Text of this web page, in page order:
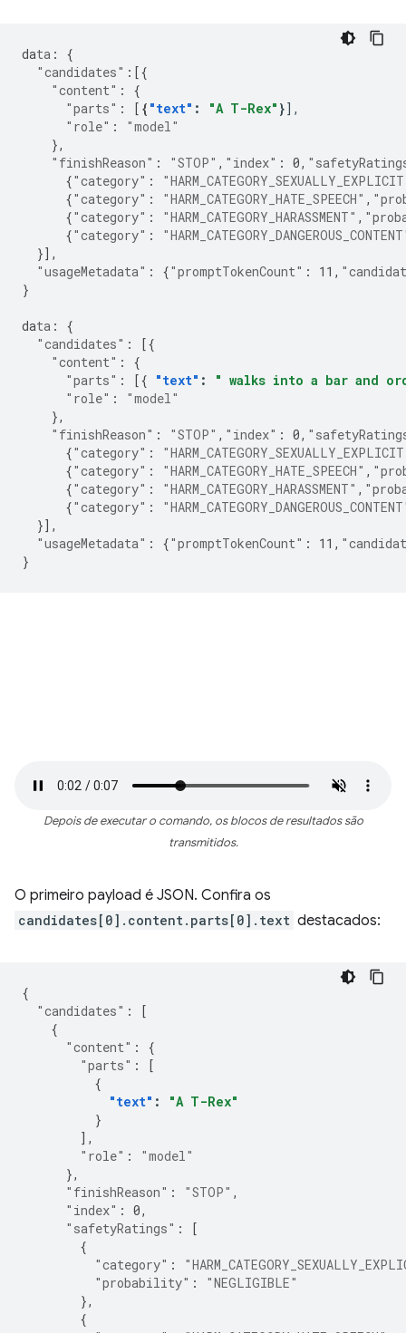
data :
{
"candidates" :[{
"content" :
{
"parts" : [ { "text" : "A T-Rex" }
"role" :
"model"
},
"finishReason" : "STOP" , "index" : 0,
{"category" :
{"category" : "HARM_CATEGORY_HATE_SPEECH" ,
{"category" : "HARM_CATEGORY_HARASSMENT" ,
{"category" :
}],
"usageMetadata" : {"promptTokenCount" : 11 ,
}
data :
{
"candidates" :
[{
"content" :
{
"parts" : [{ "text" :
" walks into a bar and
"role" :
"model"
},
"finishReason" : "STOP" , "index" : 0,
{"category" :
{"category" : "HARM_CATEGORY_HATE_SPEECH" ,
{"category" : "HARM_CATEGORY_HARASSMENT" ,
{"category" :
}],
"usageMetadata" : {"promptTokenCount" : 11 ,
}
Depois de executar o comando, os blocos de resultados são
transmitidos.
O primeiro payload é JSON. Confira os
candidates[0].content.parts[0].text destacados:
{
"candidates" :
[
{
"content" :
{
"parts" :
[
{
"text" :
"A T-Rex"
}
],
"role" :
"model"
},
"finishReason" : "STOP" ,
"index" : 0,
"safetyRatings" :
[
{
"category" :
"probability" :
"NEGLIGIBLE"
},
{